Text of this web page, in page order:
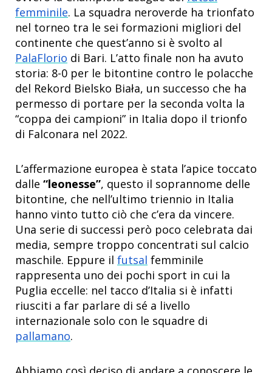
femminile. La squadra neroverde ha trionfato
nel torneo tra le sei formazioni migliori del
continente che quest’anno si è svolto al
PalaFlorio di Bari. L’atto finale non ha avuto
storia: 8-0 per le bitontine contro le polacche
del Rekord Bielsko Biała, un successo che ha
permesso di portare per la seconda volta la
“coppa dei campioni” in Italia dopo il trionfo
di Falconara nel 2022.
L’affermazione europea è stata l’apice toccato
dalle “leonesse”, questo il soprannome delle
bitontine, che nell’ultimo triennio in Italia
hanno vinto tutto ciò che c’era da vincere.
Una serie di successi però poco celebrata dai
media, sempre troppo concentrati sul calcio
maschile. Eppure il futsal femminile
rappresenta uno dei pochi sport in cui la
Puglia eccelle: nel tacco d’Italia si è infatti
riusciti a far parlare di sé a livello
internazionale solo con le squadre di
pallamano.